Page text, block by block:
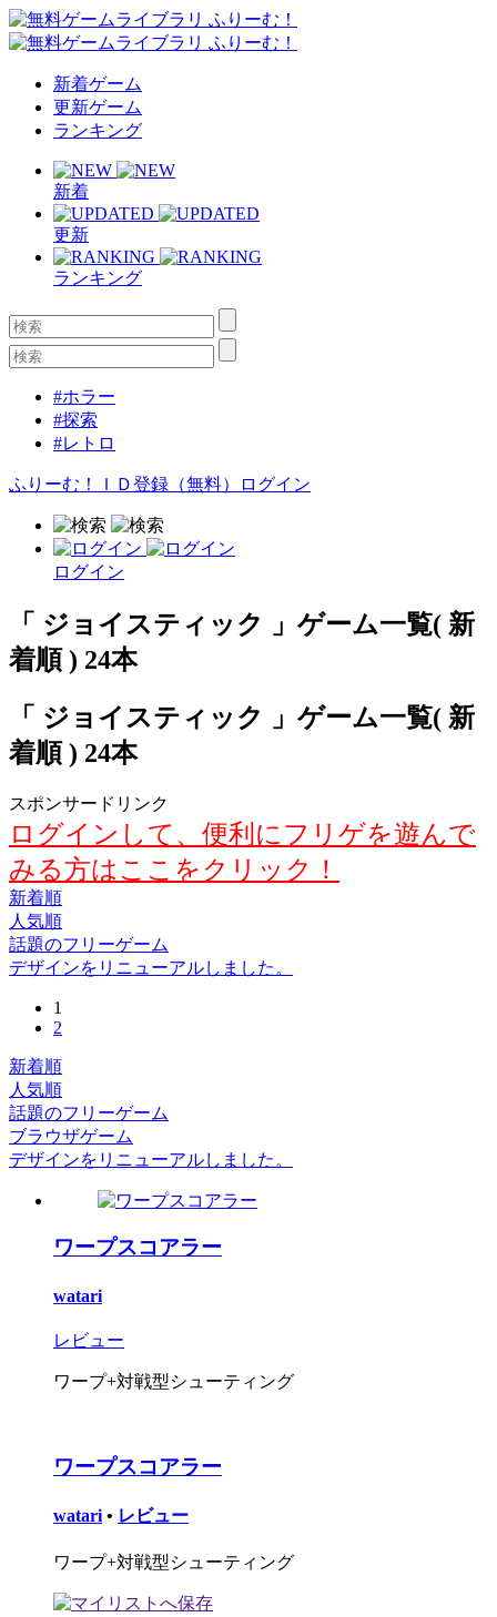
新着ゲーム
更新ゲーム
ランキング
新着
更新
ランキング
#ホラー
#探索
#レトロ
ふりーむ！ＩＤ登録（無料） ログイン
ログイン
「 ジョイスティック 」ゲーム一覧( 新
着順 ) 24本
「 ジョイスティック 」ゲーム一覧( 新
着順 ) 24本
スポンサードリンク
ログインして、便利にフリゲを遊んで
みる方はここをクリック！
新着順
人気順
話題のフリーゲーム
デザインをリニューアルしました。
1
2
新着順
人気順
話題のフリーゲーム
ブラウザゲーム
デザインをリニューアルしました。
ワープスコアラー
watari
レビュー
ワープ+対戦型シューティング
ワープスコアラー
watari • レビュー
ワープ+対戦型シューティング